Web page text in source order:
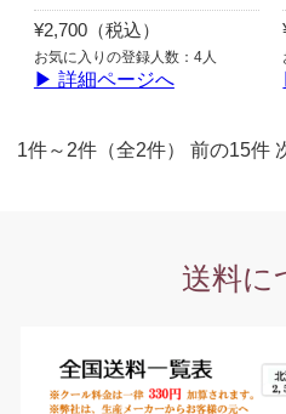
¥2,700（税込）
お気に入りの登録人数：4人
▶ 詳細ページへ
1件～2件（全2件） 前
送料に